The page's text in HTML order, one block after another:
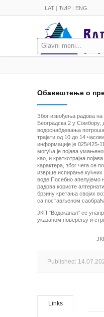
LAT | ЋИР | ENG
Glavni meni...
Обавештење о
Због извођења радова на
Београдска 2 у Сомбору,
водоснабдевања
трајати од 10 до 14
информације је 025/425-
могућа је појава
као, и краткотрајна
карактера, због чега се
изврше испирање кућних
воде.Посебно апелујемо
радова користе
брзину кретања својих
са постављеном
ЈКП "Водоканал" се
указаном поверењу и
Published:
Links